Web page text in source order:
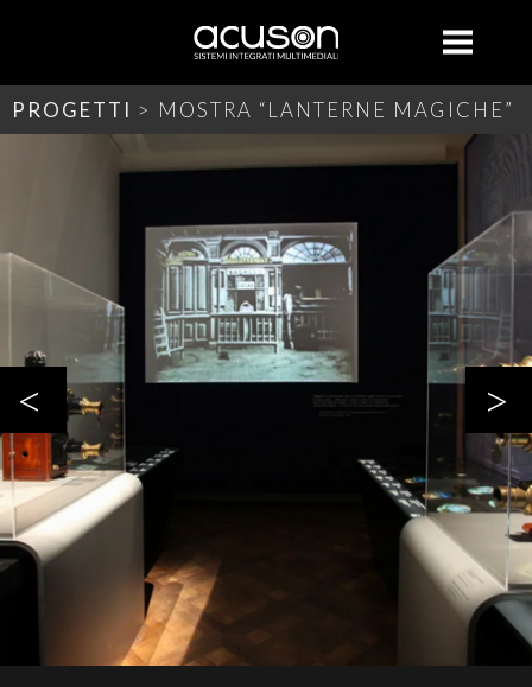
PROGETTI > MOSTRA “LANTERNE MAGICHE”
< >